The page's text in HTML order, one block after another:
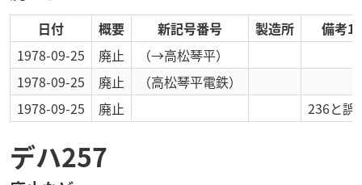
日付 概要 新記号番号 製造所
備考1
1978-09-25
廃止
（→高松琴平）
1978-09-25
廃止
（高松琴平電鉄）
1978-09-25
廃止 236と誤
デハ257